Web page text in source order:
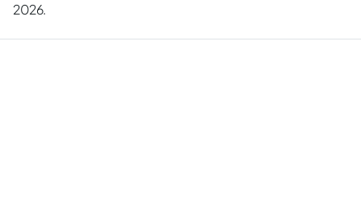
2026.